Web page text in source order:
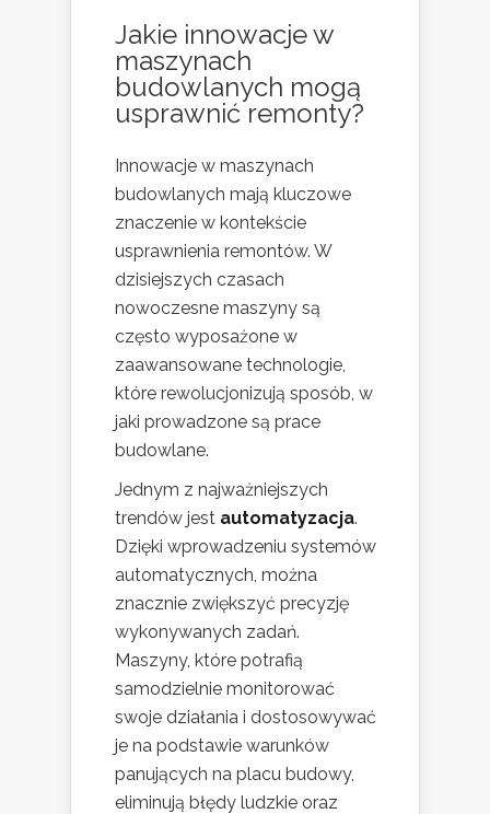
Jakie innowacje w
maszynach
budowlanych mogą
usprawnić remonty?
Innowacje w maszynach
budowlanych mają kluczowe
znaczenie w kontekście
usprawnienia remontów. W
dzisiejszych czasach
nowoczesne maszyny są
często wyposażone w
zaawansowane technologie,
które rewolucjonizują sposób, w
jaki prowadzone są prace
budowlane.
Jednym z najważniejszych
trendów jest automatyzacja.
Dzięki wprowadzeniu systemów
automatycznych, można
znacznie zwiększyć precyzję
wykonywanych zadań.
Maszyny, które potrafią
samodzielnie monitorować
swoje działania i dostosowywać
je na podstawie warunków
panujących na placu budowy,
eliminują błędy ludzkie oraz